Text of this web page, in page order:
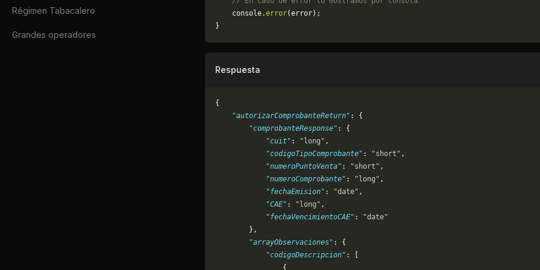
Régimen Tabacalero
Grandes operadores
	console.
error(error);
}
Respuesta
{
    "autorizarComprobanteReturn"
: {
        "comprobanteResponse"
: {
            "cuit"
: "long" ,
            "codigoTipoComprobante"
: "short" ,
            "numeroPuntoVenta"
: "short" ,
            "numeroComprobante"
: "long" ,
            "fechaEmision"
: "date" ,
            "CAE"
: "long" ,
            "fechaVencimientoCAE"
:
"date"
        },
        "arrayObservaciones"
: {
            "codigoDescripcion"
: [
                {